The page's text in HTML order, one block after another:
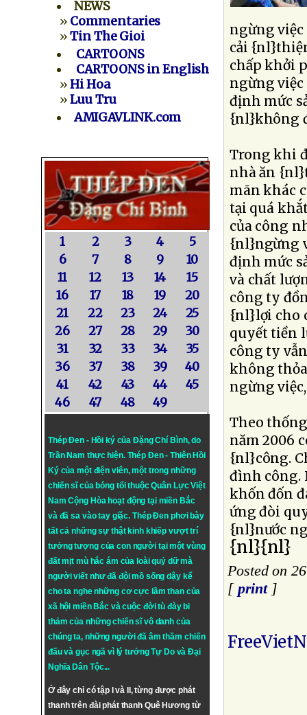
NEWS
» Commentaries
»Tin The Gioi
CARTOONS
CARTOONS in English
»Hi Hoa
»Luu Tru
AMIGAVLINK.com
1 2 3 4
5
6
7 8 9
10
11
12 13 14
15
16
17 18 19
20
21
22 23 24
25
26
27 28 29
30
31
32 33 34
35
36
37 38 39
40
41
42 43 44
45
46
47 48 49
Thép Đen - Hồi ký của Đặng Chí Bình, do
Trần Nam thực hiện. Thép Đen- Thiên Hồi
Ký của một điện viên, một trong những
chiến sĩ của bóng tối thuộc Quân Lực Việt
Nam Cộng Hòa hoạt động tại miền Bắc
và đã sa vào tay giặc. Thép Đen phơi bày
tất cả những sự thật kinh khiếp vượt trí
tưởng tượng của con người tại một vùng
đất mịt mù hắc ám của loài quỷ dữ mà
người viết như đã đội mồ sống dậy kể
cho ta nghe những cơ cực lầm than của
xã hội miền Bắc và cuộc đời tù đày bi
thảm của những chiến sĩ vô danh của
chúng ta, những người đã âm thầm chiến
đấu và gục ngã vì lý tưởngTự DovàĐại
Nghĩa Dân Tộc...
Ở đây chỉ có tập I và II, từng được phát
thanh trên đài phát thanh Quê Hương từ
ngừng việc
cải
chấp khởi
ngừng
định mức
{nl}không
Trong khi
nhà ăn
mãn khác
tại quá
của công
{nl}ngừng
định mức
và chất
công ty
{nl}lợi cho
quyết tiền
công ty
không
ngừng
Theo
năm 2006
{nl}công.
đình công.
khốn đốn
ứng đòi
{nl}nước
{nl}{nl}
Posted on
[ print]